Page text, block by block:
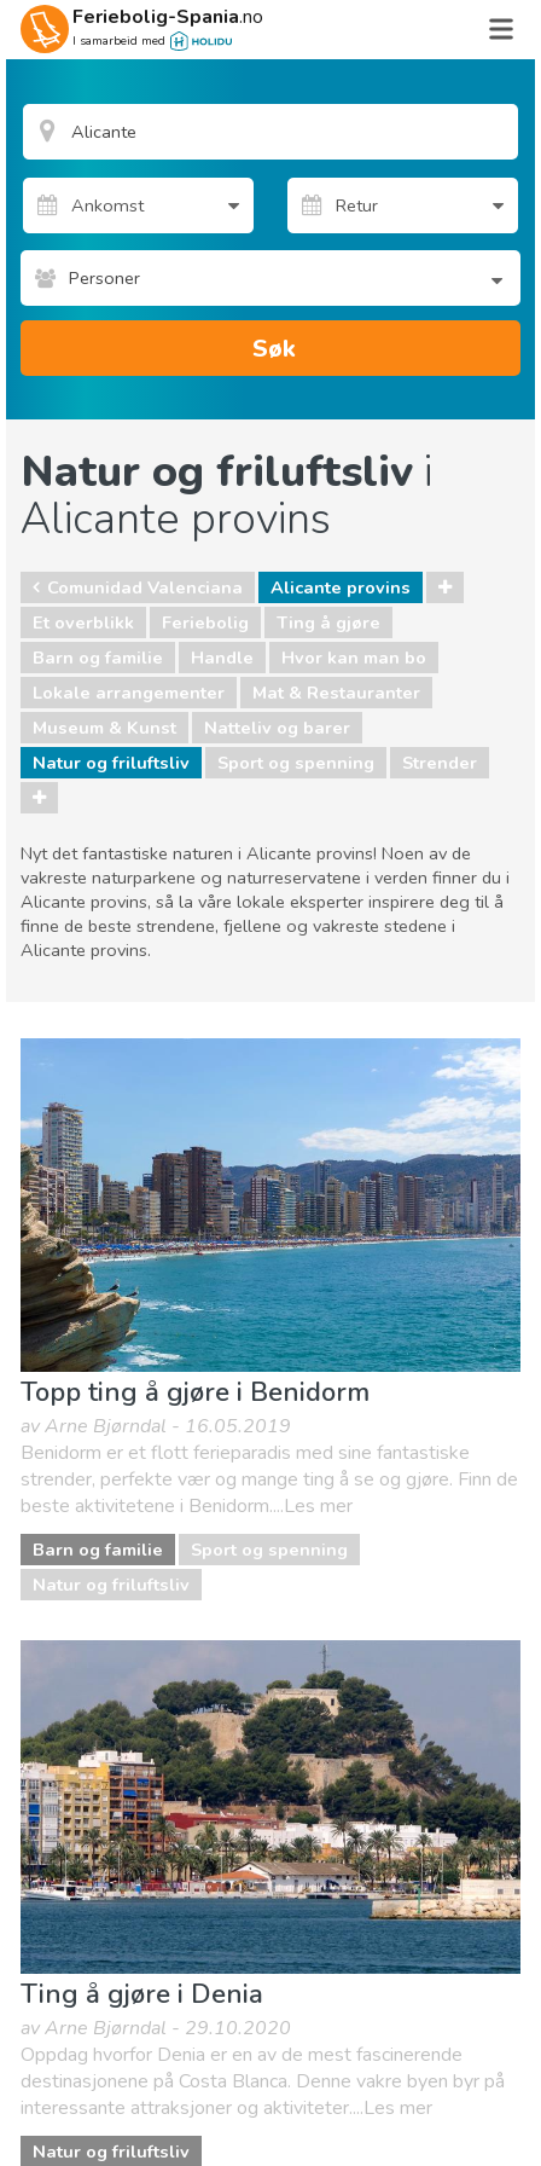
Feriebolig-Spania.no
I samarbeid med
Personer
Søk
Natur og friluftsliv i
Alicante provins
Comunidad Valenciana
Alicante provins
Et overblikk
Feriebolig
Ting å gjøre
Barn og familie
Handle
Hvor kan man bo
Lokale arrangementer
Mat & Restauranter
Museum & Kunst
Natteliv og barer
Natur og friluftsliv
Sport og spenning Strender
Nyt det fantastiske naturen i Alicante provins! Noen av de
vakreste naturparkene og naturreservatene i verden finner du i
Alicante provins, så la våre lokale eksperter inspirere deg til å
finne de beste strendene, fjellene og vakreste stedene i
Alicante provins.
Hvor kan man bo
Lokale arrangementer
Mat & Restauranter
Museum & Kunst
Natteliv og barer
Natur og friluftsliv
Sport og spenning Strender
Topp ting å gjøre i Benidorm
av Arne Bjørndal - 16.05.2019
Benidorm er et flott ferieparadis med sine fantastiske
strender, perfekte vær og mange ting å se og gjøre. Finn de
beste aktivitetene i Benidorm....Les mer
Barn og familie
Sport og spenning
Natur og friluftsliv
Ting å gjøre i Denia
av Arne Bjørndal - 29.10.2020
Oppdag hvorfor Denia er en av de mest fascinerende
destinasjonene på Costa Blanca. Denne vakre byen byr på
interessante attraksjoner og aktiviteter....Les mer
Natur og friluftsliv